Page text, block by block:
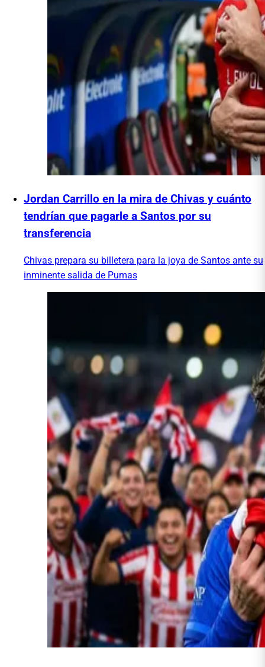
Jordan Carrillo en la mira de Chivas y cuánto
tendrían que pagarle a Santos por su
transferencia
Chivas prepara su billetera para la joya de Santos ante su
inminente salida de Pumas